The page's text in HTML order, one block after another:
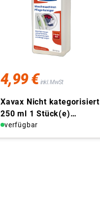
4,99 €inkl. MwSt
Xavax Nicht kategorisiert
250 ml 1 Stück(e)
Flüssigkeit
verfügbar